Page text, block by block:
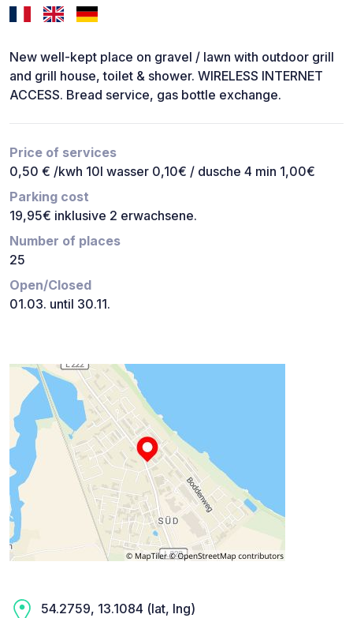
New well-kept place on gravel / lawn with outdoor grill
and grill house, toilet & shower. WIRELESS INTERNET
ACCESS. Bread service, gas bottle exchange.
Price of services
0,50 € /kwh 10l wasser 0,10€ / dusche 4 min 1,00€
Parking cost
19,95€ inklusive 2 erwachsene.
Number of places
25
Open/Closed
01.03. until 30.11.
54.2759, 13.1084 (lat, lng)